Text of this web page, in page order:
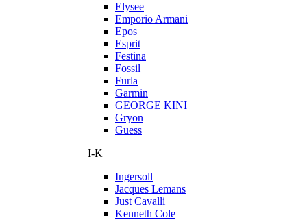
Elysee
Emporio Armani
Epos
Esprit
Festina
Fossil
Furla
Garmin
GEORGE KINI
Gryon
Guess
I-K
Ingersoll
Jacques Lemans
Just Cavalli
Kenneth Cole